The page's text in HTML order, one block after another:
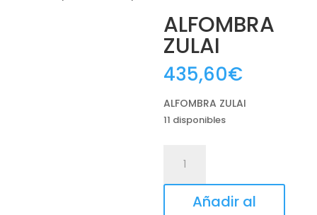
ALFOMBRA
ZULAI
435,60€
ALFOMBRA ZULAI
11 disponibles
ZULAI
cantidad
Añadir al